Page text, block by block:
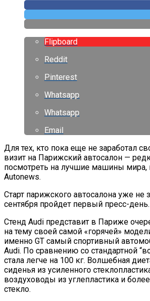
Flipboard
Reddit
Pinterest
Whatsapp
Whatsapp
Email
Для тех, кто пока еще не заработал
визит на Парижский автосалон —
посмотреть на лучшие машины мира,
Autonews.
Старт парижского автосалона уже не
сентября пройдет первый пресс-день.
Стенд Audi представит в Париже
на тему своей самой «горячей»
именно GT самый спортивный
Audi. По сравнению со стандартной
стала легче на 100 кг. Волшебная
сиденья из усиленного
воздуховоды из углепластика и
стекло.